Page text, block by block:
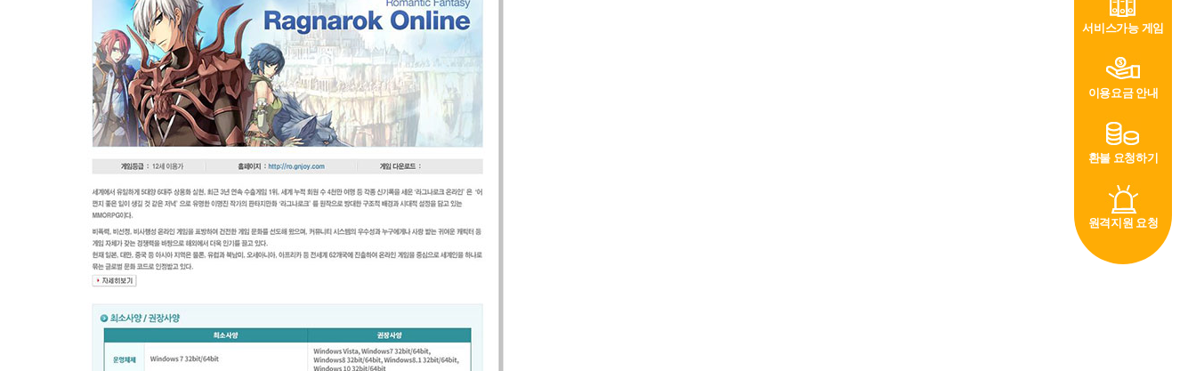
서비스가능 게임
이용요금 안내
환불 요청하기
원격지원 요청